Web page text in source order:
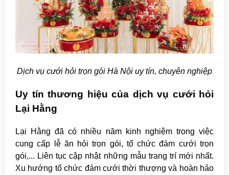
Dịch vụ cưới hỏi trọn gói Hà Nội uy tín, chuyên nghiệp
Uy tín thương hiệu của dịch vụ cưới hỏi
Lại Hằng
Lại Hằng đã có nhiều năm kinh nghiệm trong việc
cung cấp lễ ăn hỏi trọn gói, tổ chức đám cưới trọn
gói,... Liên tục cập nhật những mẫu trang trí mới nhất.
Xu hướng tổ chức đám cưới thời thượng và hoàn hảo